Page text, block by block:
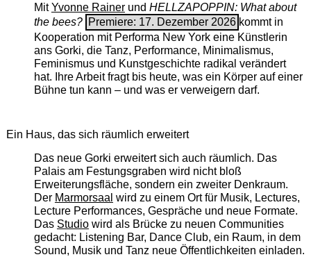
MitYvonne Rainerund HELLZAPOPPIN: What about
the bees? Premiere: 17. Dezember 2026 kommt in
Kooperation mit Performa New York eine Künstlerin
ans Gorki, die Tanz, Performance, Minimalismus,
Feminismus und Kunstgeschichte radikal verändert
hat. Ihre Arbeit fragt bis heute, was ein Körper auf einer
Bühne tun kann – und was er verweigern darf.
Ein Haus, das sich räumlich erweitert
Das neue Gorki erweitert sich auch räumlich. Das
Palais am Festungsgraben wird nicht bloß
Erweiterungsfläche, sondern ein zweiter Denkraum.
Der Marmorsaal wird zu einem Ort für Musik, Lectures,
Lecture Performances, Gespräche und neue Formate.
Das Studiowird als Brücke zu neuen Communities
gedacht: Listening Bar, Dance Club, ein Raum, in dem
Sound, Musik und Tanz neue Öffentlichkeiten einladen.